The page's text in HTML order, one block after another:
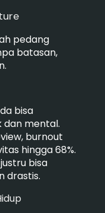
pedang
batasan,
bisa
dan mental.
burnout
hingga 68%.
bisa
drastis.